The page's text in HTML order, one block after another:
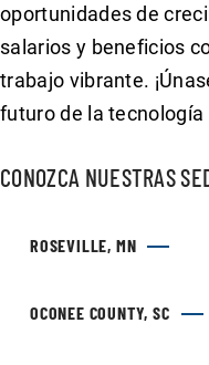
oportunidades de
salarios y beneficios
trabajo vibrante.
futuro de la
CONOZCA NUESTRAS
ROSEVILLE, MN
OCONEE COUNTY, SC